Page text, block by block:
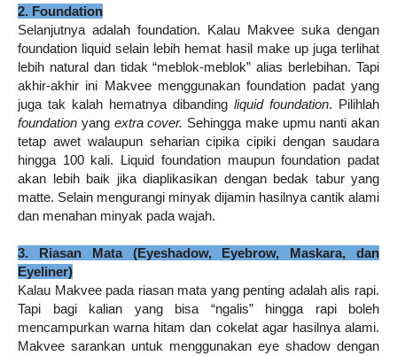
2. Foundation
Selanjutnya adalah foundation. Kalau Makvee suka dengan
foundation liquid selain lebih hemat hasil make up juga terlihat
lebih natural dan tidak “meblok-meblok” alias berlebihan. Tapi
akhir-akhir ini Makvee menggunakan foundation padat yang
juga tak kalah hematnya dibanding liquid foundation. Pilihlah
foundation yang extra cover. Sehingga make upmu nanti akan
tetap awet walaupun seharian cipika cipiki dengan saudara
hingga 100 kali. Liquid foundation maupun foundation padat
akan lebih baik jika diaplikasikan dengan bedak tabur yang
matte. Selain mengurangi minyak dijamin hasilnya cantik alami
dan menahan minyak pada wajah.
3. Riasan Mata (Eyeshadow, Eyebrow, Maskara, dan
Eyeliner)
Kalau Makvee pada riasan mata yang penting adalah alis rapi.
Tapi bagi kalian yang bisa “ngalis” hingga rapi boleh
mencampurkan warna hitam dan cokelat agar hasilnya alami.
Makvee sarankan untuk menggunakan eye shadow dengan